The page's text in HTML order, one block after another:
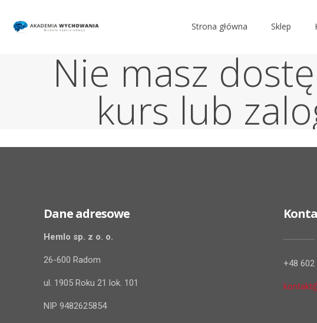
Strona główna Sklep
Nie masz
kurs lub
Dane adresowe
Hemlo sp. z o. o.
26-600 Radom
ul. 1905 Roku 21 lok. 101
NIP 9482625854
+48 602